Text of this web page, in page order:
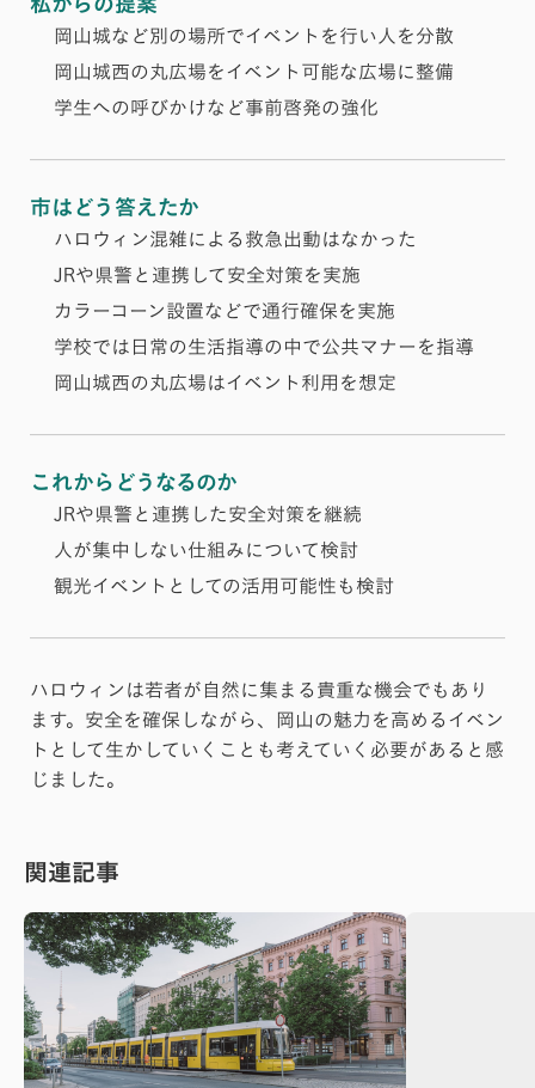
岡山城など別の場所でイベントを行い人を分散
岡山城西の丸広場をイベント可能な広場に整備
学生への呼びかけなど事前啓発の強化
市はどう答えたか
ハロウィン混雑による救急出動はなかった
JRや県警と連携して安全対策を実施
カラーコーン設置などで通行確保を実施
学校では日常の生活指導の中で公共マナーを指導
岡山城西の丸広場はイベント利用を想定
これからどうなるのか
JRや県警と連携した安全対策を継続
人が集中しない仕組みについて検討
観光イベントとしての活用可能性も検討
ハロウィンは若者が自然に集まる貴重な機会でもあり
ます。安全を確保しながら、岡山の魅力を高めるイベン
トとして生かしていくことも考えていく必要があると感
じました。
関連記事